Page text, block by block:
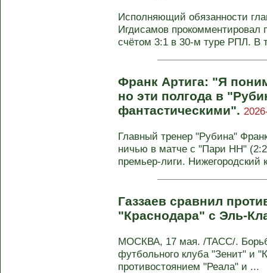
Исполняющий обязанности
Игдисамов прокомментировал
счётом 3:1 в 30-м туре РПЛ. В
Франк Артига: "Я
но эти полгода в
фантастическими".
Главный тренер "Рубина"
ничью в матче с "Пари НН"
премьер-лиги. Нижегородский
Газзаев сравнил
"Краснодара" с Эль-
МОСКВА, 17 мая. /ТАСС/.
футбольного клуба "Зенит" и
противостоянием "Реала" и ...